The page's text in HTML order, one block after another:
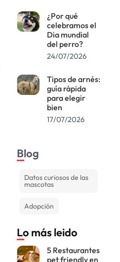
¿Por qué
celebramos el
Dia mundial
del perro?
24/07/2026
Tipos de arnés:
guía rápida
para elegir
bien
17/07/2026
Blog
Datos curiosos de las
mascotas
Adopción
Lo más leido
5 Restaurantes
pet friendly en